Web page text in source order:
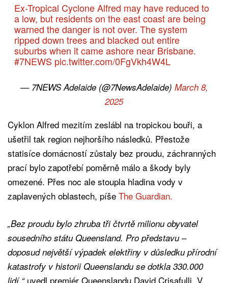
Ex-Tropical Cyclone Alfred may have reduced to
a low, but residents on the east coast are being
warned the danger is not over. The system
ripped down trees and blacked out entire
suburbs when it came ashore near Brisbane.
#7NEWS pic.twitter.com/0FgVkh4W4L
— 7NEWS Adelaide (@7NewsAdelaide) March 8,
2025
Cyklon Alfred mezitím zeslábl na tropickou bouři, a
ušetřil tak region nejhoršího následků. Přestože
statisíce domácností zůstaly bez proudu, záchranných
prací bylo zapotřebí poměrně málo a škody byly
omezené. Přes noc ale stoupla hladina vody v
zaplavených oblastech, píše The Guardian.
„Bez proudu bylo zhruba tři čtvrtě milionu obyvatel
sousedního státu Queensland. Pro představu –
doposud největší výpadek elektřiny v důsledku přírodní
katastrofy v historii Queenslandu se dotkla 330.000
lidí,“uvedl premiér Queenslandu David Crisafulli. V